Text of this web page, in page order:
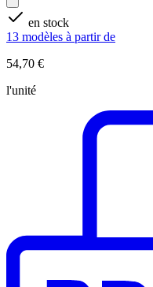
en stock
13 modèles à partir de
54,70 €
l'unité